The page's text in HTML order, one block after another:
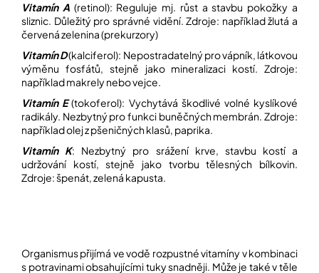
CO
SE
PRÁVĚ
DĚJE
VAŠE
SLOVA,
NAŠE
INSPIRACE
ZÁBAVA,
KTERÁ
POSÍLÍ
PAMĚŤ
REPASOVANÉ
POMŮCKY
Vitamín A (retinol): Reguluje mj. růst a stavbu pokožky a
sliznic. Důležitý pro správné vidění. Zdroje: například žlutá a
červená zelenina (prekurzory)
Vitamín D(kalciferol): Nepostradatelný pro vápník, látkovou
výměnu fosfátů, stejně jako mineralizaci kostí. Zdroje:
například makrely nebo vejce.
Vitamín E(tokoferol): Vychytává škodlivé volné kyslíkové
radikály. Nezbytný pro funkci buněčných membrán. Zdroje:
například olej z pšeničných klasů, paprika.
Vitamín K: Nezbytný pro srážení krve, stavbu kostí a
udržování kostí, stejně jako tvorbu tělesných bílkovin.
Zdroje: špenát, zelená kapusta.
Organismus přijímá ve vodě rozpustné vitamíny v kombinaci
s potravinami obsahujícími tuky snadněji. Může je také v těle
HLEDAT
D
o
p
o
m